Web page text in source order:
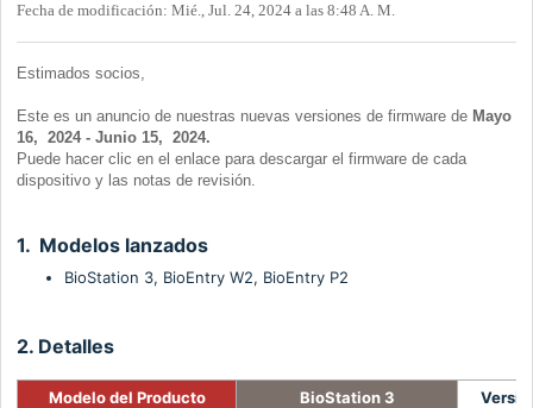
Fecha de modificación: Mié., Jul. 24, 2024 a las 8:48 A. M.
Estimados socios,
Este es un anuncio de nuestras nuevas versiones de firmware de Mayo
16, 2024 - Junio 15, 2024.
Puede hacer clic en el enlace para descargar el firmware de cada
dispositivo y las notas de revisión.
1. Modelos lanzados
BioStation 3, BioEntry W2, BioEntry P2
2. Detalles
Modelo del Producto BioStation 3